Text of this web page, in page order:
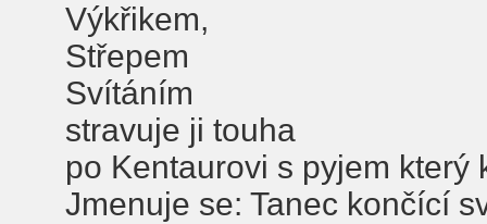
Výkřikem,
Střepem
Svítáním
stravuje ji touha
po Kentaurovi s pyjem který
Jmenuje se: Tanec končící